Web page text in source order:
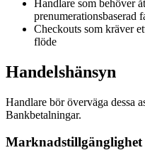
Handlare som behöver
prenumerationsbaserad
Checkouts som kräver
flöde
Handelshänsyn
Handlare bör överväga dessa
Bankbetalningar.
Marknadstillgänglighet